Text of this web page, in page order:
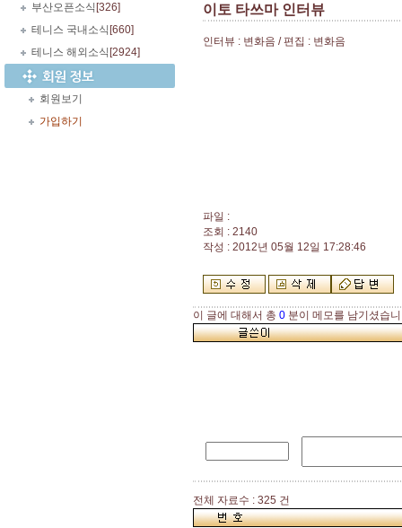
부산오픈소식 [326]
테니스 국내소식 [660]
테니스 해외소식 [2924]
회원보기
가입하기
이토 타쓰마 인터뷰
인터뷰 : 변화음 / 편집 : 변화음
파일 :
조회 : 2140
작성 : 2012년 05월 12일 17:28:46
이 글에 대해서 총 0 분이 메모를 남기셨습
전체 자료수 : 325 건